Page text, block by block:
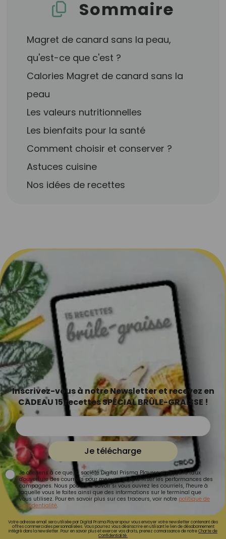
Sommaire
Magret de canard sans la peau,
qu'est-ce que c'est ?
Calories Magret de canard sans la
peau
Les valeurs nutritionnelles
Les bienfaits pour la santé
Comment choisir et conserver ?
Astuces cuisine
Nos idées de recettes
Inscrivez-vous à notre Newsletter et recevez en
CADEAU 15 recettes SPÉCIAL BRÛLE-GRAISSE !
Je télécharge
Je consens à ce que la société Digital Prisma Players analyse le taux
d'ouverture des courriels pour mesurer et optimiser les performances des
campagnes. Nous pourrons savoir si vous ouvrez les courriels, l'heure à
laquelle vous le faites ainsi que des informations sur le terminal que
vous utilisez. Pour en savoir plus sur ces traceurs, voir notre politique de
confidentialité.
Votre adresse email sera utilisée par Digital Prisma Playerspour vous envoyer votre newsletter contenant des
offres commerciales personnalisées. Vous pourrez vous désinscrire en utilisant le lien de désabonnement
intégré dans la newsletter. Pour en savoir plus et exercer vos droits, prenez connaissance de notreCharte de
Confidentialité.